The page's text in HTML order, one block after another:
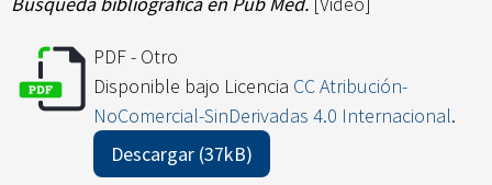
PDF - Otro
Disponible bajo Licencia CC Atribución-
NoComercial-SinDerivadas 4.0 Internacional.
Descargar (37kB)